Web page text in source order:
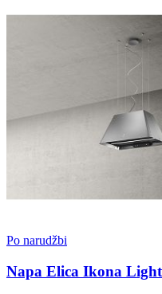
Po narudžbi
Napa Elica Ikona